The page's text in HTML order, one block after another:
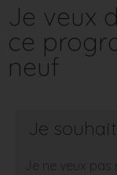
Je veux
ce
neuf
Je
Je ne veux